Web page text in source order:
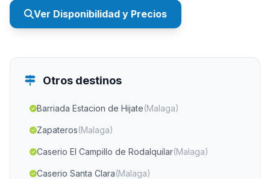
Ver Disponibilidad y Precios
Otros destinos
Barriada Estacion de Hijate(Malaga)
Zapateros(Malaga)
Caserio El Campillo de Rodalquilar(Malaga)
Caserio Santa Clara(Malaga)